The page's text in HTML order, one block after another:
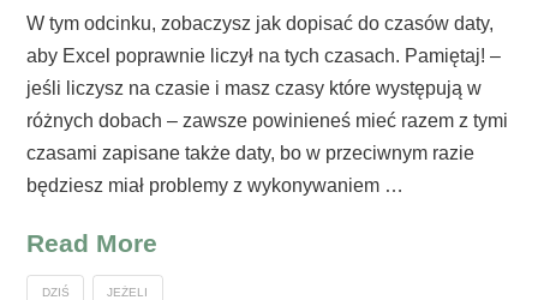
W tym odcinku, zobaczysz jak dopisać do czasów daty,
aby Excel poprawnie liczył na tych czasach. Pamiętaj! –
jeśli liczysz na czasie i masz czasy które występują w
różnych dobach – zawsze powinieneś mieć razem z tymi
czasami zapisane także daty, bo w przeciwnym razie
będziesz miał problemy z wykonywaniem …
Read More
DZIŚ JEŻELI